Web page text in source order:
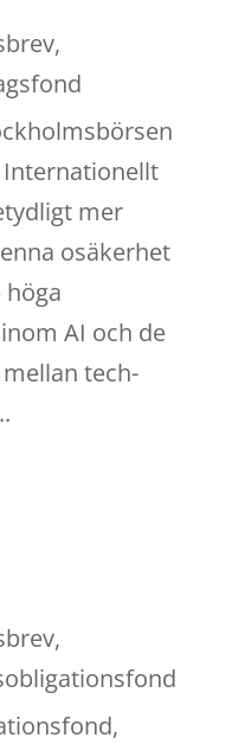
,
mer
osäkerhet
AI och de
tech-
,